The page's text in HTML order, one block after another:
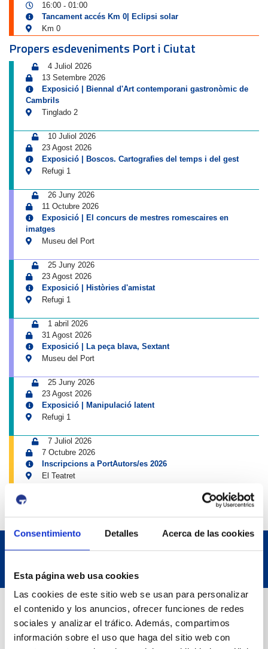
Consentimiento Detalles Acerca de las cookies
Esta página web usa cookies
Las cookies de este sitio web se usan para personalizar
el contenido y los anuncios, ofrecer funciones de redes
sociales y analizar el tráfico. Además, compartimos
información sobre el uso que haga del sitio web con
16:00 - 01:00
Tancament accés Km 0| Eclipsi solar
Km 0
Propers esdeveniments Port i Ciutat
4 Juliol 2026
13 Setembre 2026
Exposició | Biennal d'Art contemporani gastronòmic de
Cambrils
Tinglado 2
10 Juliol 2026
23 Agost 2026
Exposició | Boscos. Cartografies del temps i del gest
Refugi 1
26 Juny 2026
11 Octubre 2026
Exposició | El concurs de mestres romescaires en
imatges
Museu del Port
25 Juny 2026
23 Agost 2026
Exposició | Històries d'amistat
Refugi 1
1 abril 2026
31 Agost 2026
Exposició | La peça blava, Sextant
Museu del Port
25 Juny 2026
23 Agost 2026
Exposició | Manipulació latent
Refugi 1
7 Juliol 2026
7 Octubre 2026
Inscripcions a PortAutors/es 2026
El Teatret
Dades de Contacte